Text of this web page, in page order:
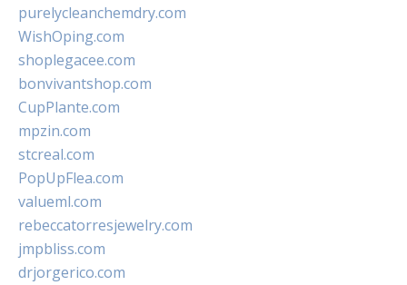
purelycleanchemdry.com
WishOping.com
shoplegacee.com
bonvivantshop.com
CupPlante.com
mpzin.com
stcreal.com
PopUpFlea.com
valueml.com
rebeccatorresjewelry.com
jmpbliss.com
drjorgerico.com